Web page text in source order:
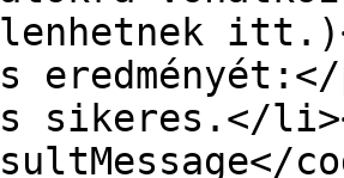
eredményét:</
sikeres.</